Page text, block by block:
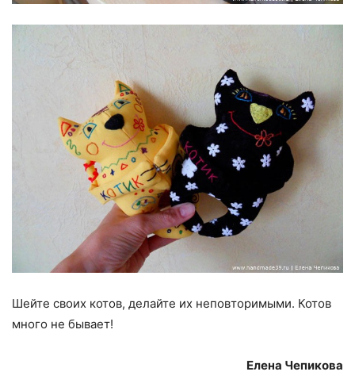
Шейте своих котов, делайте их неповторимыми. Котов
много не бывает!
Елена Чепикова